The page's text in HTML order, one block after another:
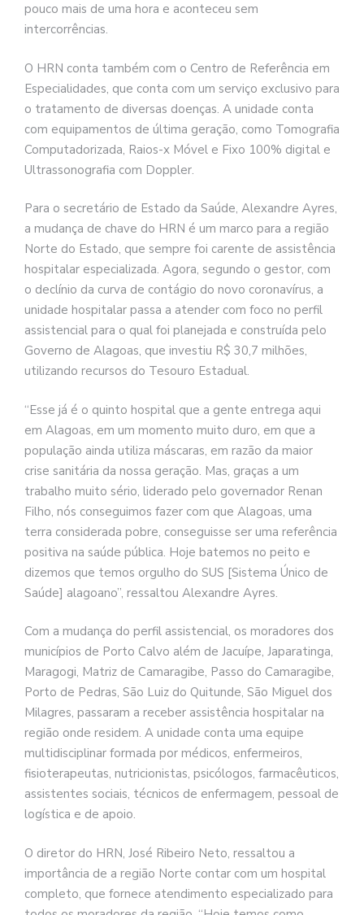
pouco mais de uma hora e aconteceu sem
intercorrências.
O HRN conta também com o Centro de Referência em
Especialidades, que conta com um serviço exclusivo para
o tratamento de diversas doenças. A unidade conta
com equipamentos de última geração, como Tomografia
Computadorizada, Raios-x Móvel e Fixo 100% digital e
Ultrassonografia com Doppler.
Para o secretário de Estado da Saúde, Alexandre Ayres,
a mudança de chave do HRN é um marco para a região
Norte do Estado, que sempre foi carente de assistência
hospitalar especializada. Agora, segundo o gestor, com
o declínio da curva de contágio do novo coronavírus, a
unidade hospitalar passa a atender com foco no perfil
assistencial para o qual foi planejada e construída pelo
Governo de Alagoas, que investiu R$ 30,7 milhões,
utilizando recursos do Tesouro Estadual.
“Esse já é o quinto hospital que a gente entrega aqui
em Alagoas, em um momento muito duro, em que a
população ainda utiliza máscaras, em razão da maior
crise sanitária da nossa geração. Mas, graças a um
trabalho muito sério, liderado pelo governador Renan
Filho, nós conseguimos fazer com que Alagoas, uma
terra considerada pobre, conseguisse ser uma referência
positiva na saúde pública. Hoje batemos no peito e
dizemos que temos orgulho do SUS [Sistema Único de
Saúde] alagoano”, ressaltou Alexandre Ayres.
Com a mudança do perfil assistencial, os moradores dos
municípios de Porto Calvo além de Jacuípe, Japaratinga,
Maragogi, Matriz de Camaragibe, Passo do Camaragibe,
Porto de Pedras, São Luiz do Quitunde, São Miguel dos
Milagres, passaram a receber assistência hospitalar na
região onde residem. A unidade conta uma equipe
multidisciplinar formada por médicos, enfermeiros,
fisioterapeutas, nutricionistas, psicólogos, farmacêuticos,
assistentes sociais, técnicos de enfermagem, pessoal de
logística e de apoio.
O diretor do HRN, José Ribeiro Neto, ressaltou a
importância de a região Norte contar com um hospital
completo, que fornece atendimento especializado para